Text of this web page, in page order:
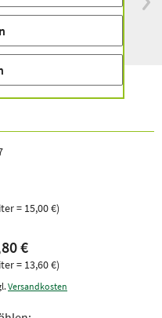
Spitzenqualität seit
= 15,00 €)
€
= 13,60 €)
Versandkosten